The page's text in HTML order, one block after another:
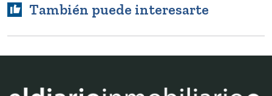
También puede interesarte